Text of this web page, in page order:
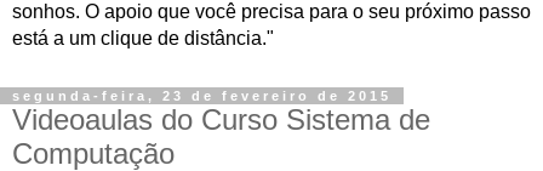
sonhos. O apoio que você precisa para o seu próximo passo
está a um clique de distância."
segunda-feira, 23 de fevereiro de 2015
Videoaulas do Curso Sistema de
Computação